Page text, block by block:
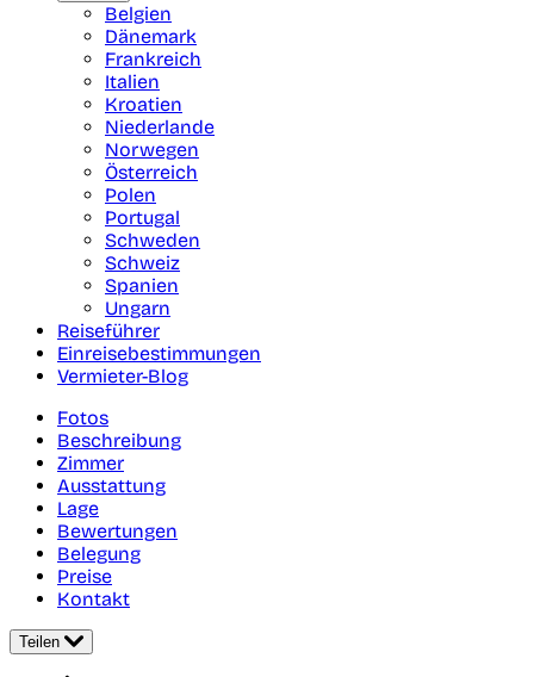
Belgien
Dänemark
Frankreich
Italien
Kroatien
Niederlande
Norwegen
Österreich
Polen
Portugal
Schweden
Schweiz
Spanien
Ungarn
Reiseführer
Einreisebestimmungen
Vermieter-Blog
Fotos
Beschreibung
Zimmer
Ausstattung
Lage
Bewertungen
Belegung
Preise
Kontakt
Teilen